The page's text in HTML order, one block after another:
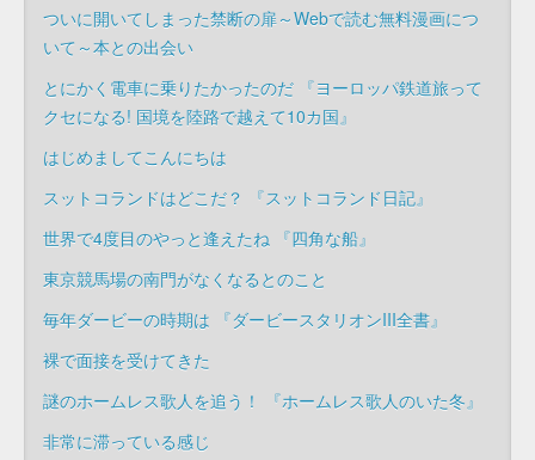
ついに開いてしまった禁断の扉～Webで読む無料漫画につ
いて～本との出会い
とにかく電車に乗りたかったのだ 『ヨーロッパ鉄道旅って
クセになる! 国境を陸路で越えて10カ国』
はじめましてこんにちは
スットコランドはどこだ？ 『スットコランド日記』
世界で4度目のやっと逢えたね 『四角な船』
東京競馬場の南門がなくなるとのこと
毎年ダービーの時期は 『ダービースタリオンIII全書』
裸で面接を受けてきた
謎のホームレス歌人を追う！ 『ホームレス歌人のいた冬』
非常に滞っている感じ